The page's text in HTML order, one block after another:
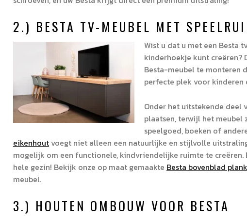
2.) BESTA TV-MEUBEL MET
Wist u dat u met een Besta
kinderhoekje kunt creëren?
Besta-meubel te monteren
perfecte plek voor kinderen
Onder het uitstekende deel
plaatsen, terwijl het
speelgoed, boeken of
eikenhoutvoegt niet alleen een natuurlijke en stijlvolle
mogelijk om een functionele, kindvriendelijke ruimte te
hele gezin! Bekijk onze op maat gemaakte Besta bovenblad
meubel.
3.) HOUTEN OMBOUW VOOR BESTA